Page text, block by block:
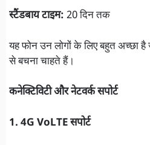
स्टैंडबाय टाइम: 20 दिन तक
यह फोन उन लोगों के लिए बहुत अच्छा है
से बचना चाहते हैं।
कनेक्टिविटी और नेटवर्क सपोर्ट
1. 4G VoLTE सपोर्ट